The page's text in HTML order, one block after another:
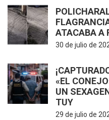
ATACABA A
30 de julio de
«EL
UN
TUY
29 de julio de